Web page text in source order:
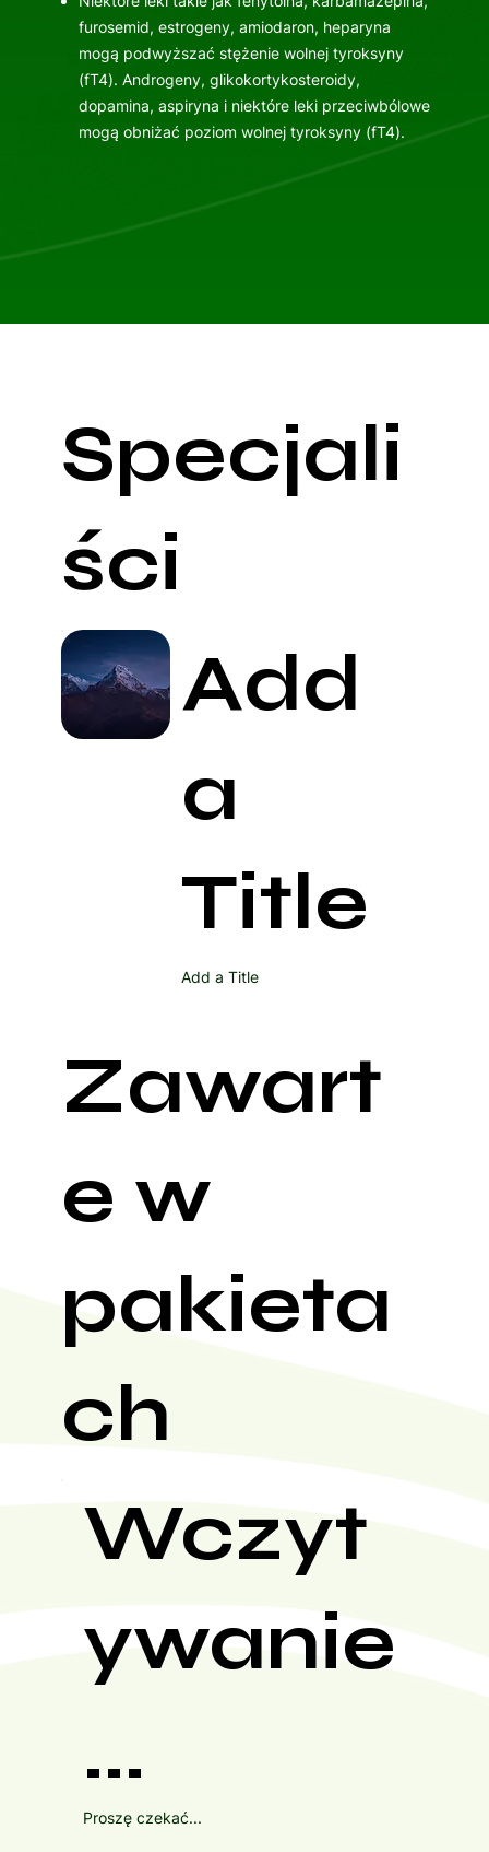
furosemid, estrogeny, amiodaron, heparyna
mogą podwyższać stężenie wolnej tyroksyny
(fT4). Androgeny, glikokortykosteroidy,
dopamina, aspiryna i niektóre leki przeciwbólowe
mogą obniżać poziom wolnej tyroksyny (fT4).
Specjali
ści
Add
a
Title
Add a Title
Zawart
e w
pakieta
ch
Wczyt
ywanie
...
Proszę czekać...